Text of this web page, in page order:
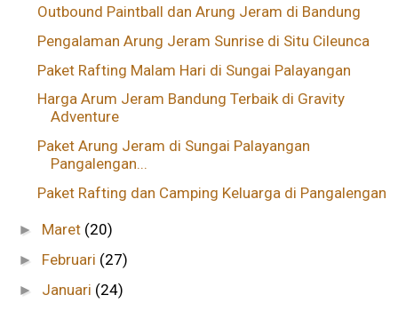
Outbound Paintball dan Arung Jeram di Bandung
Pengalaman Arung Jeram Sunrise di Situ Cileunca
Paket Rafting Malam Hari di Sungai Palayangan
Harga Arum Jeram Bandung Terbaik di Gravity
Adventure
Paket Arung Jeram di Sungai Palayangan
Pangalengan...
Paket Rafting dan Camping Keluarga di Pangalengan
► Maret (20)
► Februari (27)
► Januari (24)